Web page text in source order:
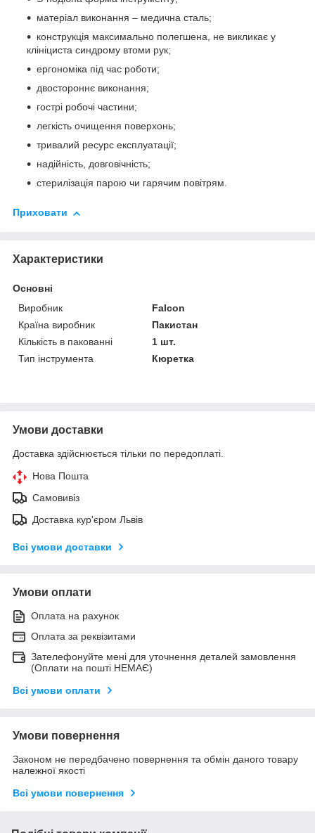
матеріал виконання – медична сталь;
конструкція максимально полегшена, не викликає у
клініциста синдрому втоми рук;
ергономіка під час роботи;
двостороннє виконання;
гострі робочі частини;
легкість очищення поверхонь;
тривалий ресурс експлуатації;
надійність, довговічність;
стерилізація парою чи гарячим повітрям.
Приховати
Характеристики
Основні
Виробник
Falcon
Країна виробник
Пакистан
Кількість в пакованні
1 шт.
Тип інструмента
Кюретка
Умови доставки
Доставка здійснюється тільки по передоплаті.
Нова Пошта
Самовивіз
Доставка кур'єром Львів
Всі умови доставки
Умови оплати
Оплата на рахунок
Оплата за реквізитами
Зателефонуйте мені для уточнення деталей замовлення
(Оплати на пошті НЕМАЄ)
Всі умови оплати
Умови повернення
Законом не передбачено повернення та обмін даного товару
належної якості
Всі умови повернення